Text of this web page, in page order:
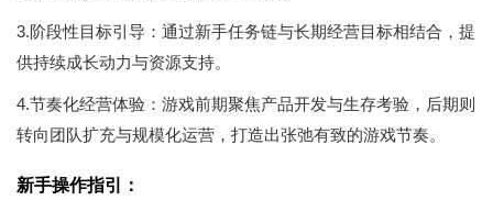
3.阶段性目标引导：通过新手任务链与长期经营目标相结合，提
供持续成长动力与资源支持。
4.节奏化经营体验：游戏前期聚焦产品开发与生存考验，后期则
转向团队扩充与规模化运营，打造出张弛有致的游戏节奏。
新手操作指引：